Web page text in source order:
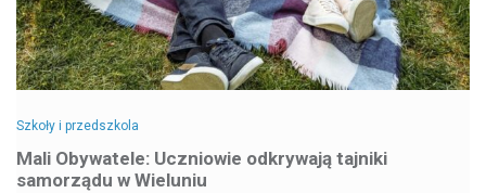
Szkoły i przedszkola
Mali Obywatele: Uczniowie odkrywają tajniki
samorządu w Wieluniu